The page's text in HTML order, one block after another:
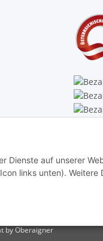
Dienste auf unserer
links unten). Weitere
by Oberaigner